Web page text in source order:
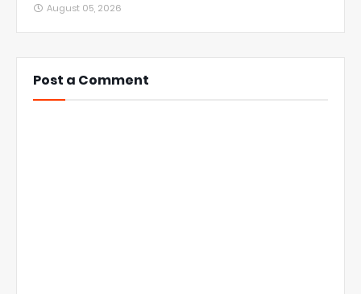
August 05, 2026
Post a Comment